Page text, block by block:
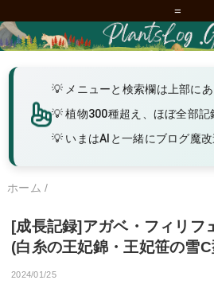
=
メニューと検索欄は上部にあ
植物300種超え、ほぼ全部記
いまはAIと一緒にブログ魔
ホーム /
[成長記録]アガベ・フィリフ
(白糸の王妃錦・王妃笹の雪
2024/01/25